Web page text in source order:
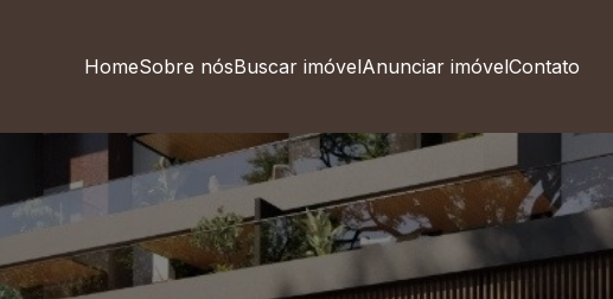
HomeSobre nósBuscar imóvelAnunciar imóvelContato